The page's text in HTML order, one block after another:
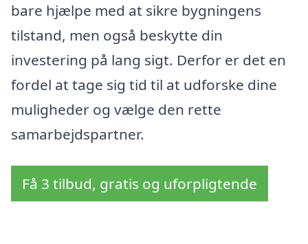
bare hjælpe med at sikre bygningens
tilstand, men også beskytte din
investering på lang sigt. Derfor er det en
fordel at tage sig tid til at udforske dine
muligheder og vælge den rette
samarbejdspartner.
Få 3 tilbud, gratis og uforpligtende